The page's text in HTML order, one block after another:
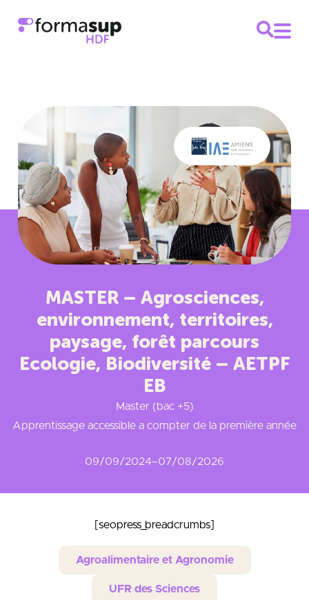
MASTER – Agrosciences,
environnement, territoires,
paysage, forêt parcours
Ecologie, Biodiversité – AETPF
EB
Master (bac +5)
Apprentissage accessible a compter de la première année
09/09/2024–07/08/2026
[seopress_breadcrumbs]
Agroalimentaire et Agronomie
UFR des Sciences